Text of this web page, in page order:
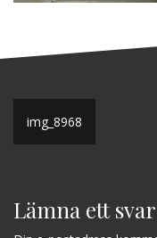
img_8968
Lämna ett svar